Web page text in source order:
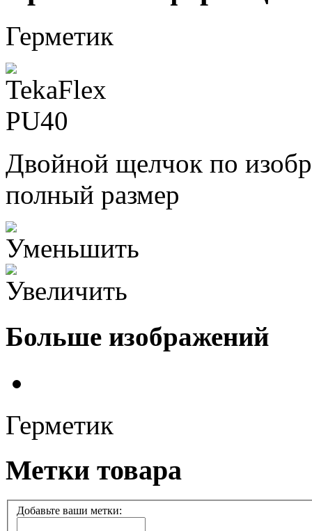
Герметик
Двойной щелчок по
полный размер
Больше изображений
Герметик
Метки товара
Добавьте ваши метки: